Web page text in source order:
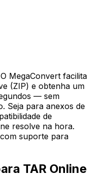
MegaConvert facilita
(ZIP) e obtenha um
— sem
Seja para anexos de
de
resolve na hora.
suporte para
TAR Online